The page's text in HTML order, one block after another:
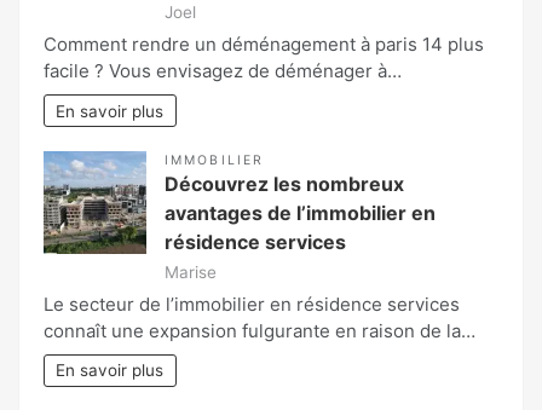
Joel
Comment rendre un déménagement à paris 14 plus
facile ? Vous envisagez de déménager à…
En savoir plus
IMMOBILIER
Découvrez les nombreux
avantages de l’immobilier en
résidence services
Marise
Le secteur de l’immobilier en résidence services
connaît une expansion fulgurante en raison de la…
En savoir plus